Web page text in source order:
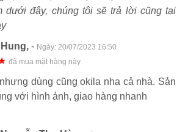
dưới đây, chúng tôi sẽ trả lời cũng tại
- Ngày: 20/07/2023 16:50
đã mua mặt hàng này
dùng cũng okila nha cả nhà. Sản
với hình ảnh, giao hàng nhanh